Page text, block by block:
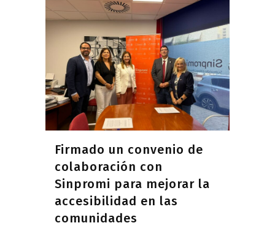
Firmado un convenio de
colaboración con
Sinpromi para mejorar la
accesibilidad en las
comunidades